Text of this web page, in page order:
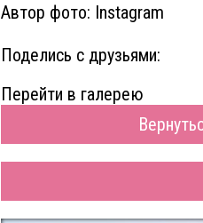
Автор фото: Instagram
Поделись с друзьями:
Перейти в галерею